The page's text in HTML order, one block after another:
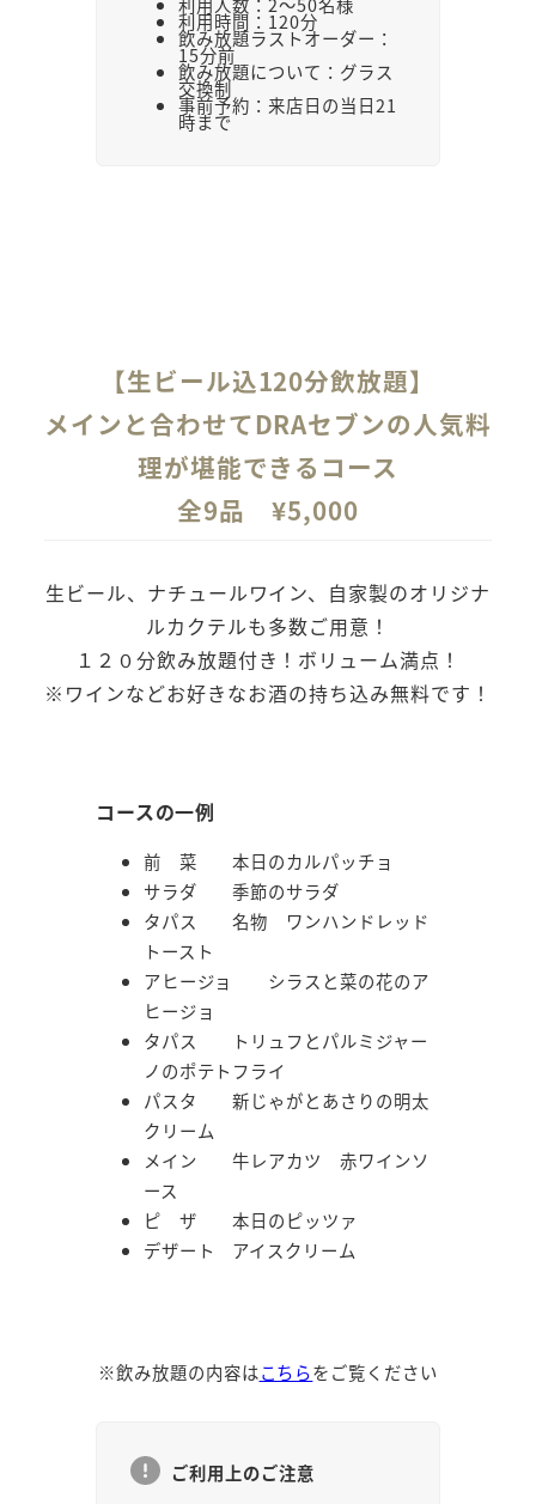
利用時間：120分
飲み放題ラストオーダー：
15分前
飲み放題について：グラス
交換制
事前予約：来店日の当日21
時まで
【生ビール込120分飲放題】
メインと合わせてDRAセブンの人気料
理が堪能できるコース
全9品 ¥5,000
生ビール、ナチュールワイン、自家製のオリジナ
ルカクテルも多数ご用意！
１２０分飲み放題付き！ボリューム満点！
※ワインなどお好きなお酒の持ち込み無料です！
コースの一例
前 菜 本日のカルパッチョ
サラダ 季節のサラダ
タパス 名物 ワンハンドレッド
トースト
アヒージョ シラスと菜の花のア
ヒージョ
タパス トリュフとパルミジャー
ノのポテトフライ
パスタ 新じゃがとあさりの明太
クリーム
メイン 牛レアカツ 赤ワインソ
ース
ピ ザ 本日のピッツァ
デザート アイスクリーム
※飲み放題の内容はこちらをご覧ください
ご利用上のご注意